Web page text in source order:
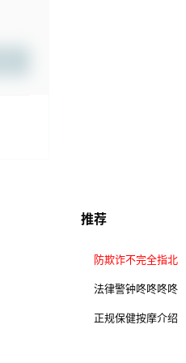
推荐
防欺诈不完全指北
法律警钟咚咚咚咚
正规保健按摩介绍